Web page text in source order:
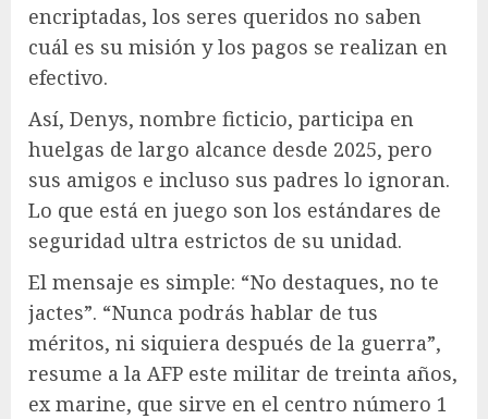
encriptadas, los seres queridos no saben
cuál es su misión y los pagos se realizan en
efectivo.
Así, Denys, nombre ficticio, participa en
huelgas de largo alcance desde 2025, pero
sus amigos e incluso sus padres lo ignoran.
Lo que está en juego son los estándares de
seguridad ultra estrictos de su unidad.
El mensaje es simple: “No destaques, no te
jactes”. “Nunca podrás hablar de tus
méritos, ni siquiera después de la guerra”,
resume a la AFP este militar de treinta años,
ex marine, que sirve en el centro número 1